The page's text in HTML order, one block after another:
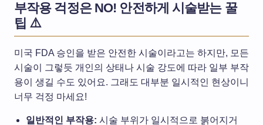
부작용 걱정은 NO! 안전하게 시술받는 꿀
팁 ⚠️
미국 FDA 승인을 받은 안전한 시술이라고는 하지만, 모든
시술이 그렇듯 개인의 상태나 시술 강도에 따라 일부 부작
용이 생길 수도 있어요. 그래도 대부분 일시적인 현상이니
너무 걱정 마세요!
일반적인 부작용: 시술 부위가 일시적으로 붉어지거